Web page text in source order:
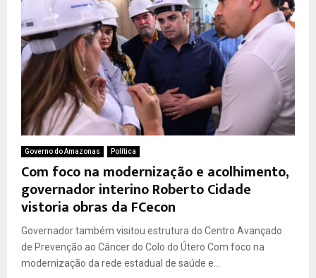
Governo do Amazonas Política
Com foco na modernização e acolhimento,
governador interino Roberto Cidade
vistoria obras da FCecon
Governador também visitou estrutura do Centro Avançado
de Prevenção ao Câncer do Colo do Útero Com foco na
modernização da rede estadual de saúde e...